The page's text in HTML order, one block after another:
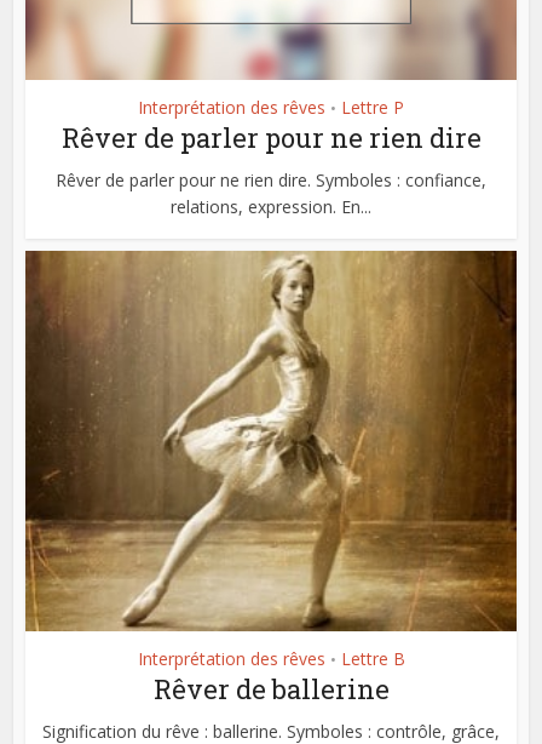
Interprétation des rêves • Lettre P
Rêver de parler pour ne rien dire
Rêver de parler pour ne rien dire. Symboles : confiance,
relations, expression. En...
Interprétation des rêves • Lettre B
Rêver de ballerine
Signification du rêve : ballerine. Symboles : contrôle, grâce,